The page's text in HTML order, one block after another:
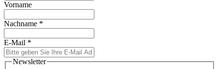
Vorname
Nachname *
E-Mail *
Newsletter